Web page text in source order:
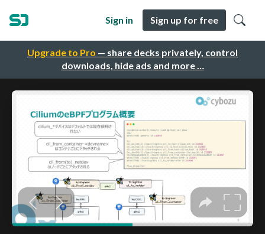
Upgrade to Pro — share decks privately, control
downloads, hide ads and more …
Sign in Sign up for free